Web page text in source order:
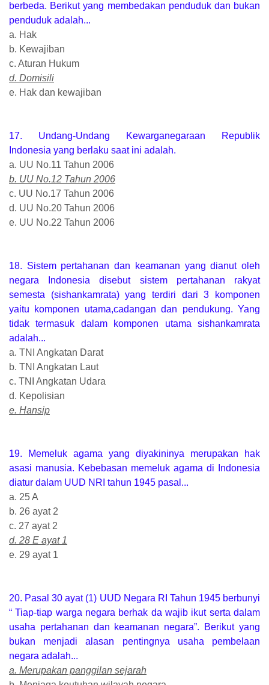
berbeda. Berikut yang membedakan penduduk dan bukan
penduduk adalah...
a. Hak
b. Kewajiban
c. Aturan Hukum
d. Domisili
e. Hak dan kewajiban
17. Undang-Undang Kewarganegaraan Republik
Indonesia yang berlaku saat ini adalah.
a. UU No.11 Tahun 2006
b. UU No.12 Tahun 2006
c. UU No.17 Tahun 2006
d. UU No.20 Tahun 2006
e. UU No.22 Tahun 2006
18. Sistem pertahanan dan keamanan yang dianut oleh
negara Indonesia disebut sistem pertahanan rakyat
semesta (sishankamrata) yang terdiri dari 3 komponen
yaitu komponen utama,cadangan dan pendukung. Yang
tidak termasuk dalam komponen utama sishankamrata
adalah...
a. TNI Angkatan Darat
b. TNI Angkatan Laut
c. TNI Angkatan Udara
d. Kepolisian
e. Hansip
19. Memeluk agama yang diyakininya merupakan hak
asasi manusia. Kebebasan memeluk agama di Indonesia
diatur dalam UUD NRI tahun 1945 pasal...
a. 25 A
b. 26 ayat 2
c. 27 ayat 2
d. 28 E ayat 1
e. 29 ayat 1
20. Pasal 30 ayat (1) UUD Negara RI Tahun 1945 berbunyi
“ Tiap-tiap warga negara berhak da wajib ikut serta dalam
usaha pertahanan dan keamanan negara”. Berikut yang
bukan menjadi alasan pentingnya usaha pembelaan
negara adalah...
a. Merupakan panggilan sejarah